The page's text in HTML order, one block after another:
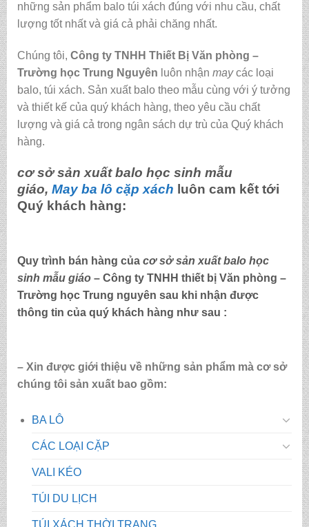
những sản phẩm balo túi xách đúng với nhu cầu, chất
lượng tốt nhất và giá cả phải chăng nhất.
Chúng tôi, Công ty TNHH Thiết Bị Văn phòng –
Trường học Trung Nguyên luôn nhận maycác loại
balo, túi xách. Sản xuất balo theo mẫu cùng với ý tưởng
và thiết kế của quý khách hàng, theo yêu cầu chất
lượng và giá cả trong ngân sách dự trù của Quý khách
hàng.
cơ sở sản xuất balo học sinh mẫu
giáo, May ba lô cặp xách luôn cam kết tới
Quý khách hàng:
Quy trình bán hàng của cơ sở sản xuất balo học
sinh mẫu giáo – Công ty TNHH thiết bị Văn phòng –
Trường học Trung nguyên sau khi nhận được
thông tin của quý khách hàng như sau :
– Xin được giới thiệu về những sản phẩm mà cơ sở
chúng tôi sản xuất bao gồm:
BA LÔ
CÁC LOẠI CẶP
VALI KÉO
TÚI DU LỊCH
TÚI XÁCH THỜI TRANG